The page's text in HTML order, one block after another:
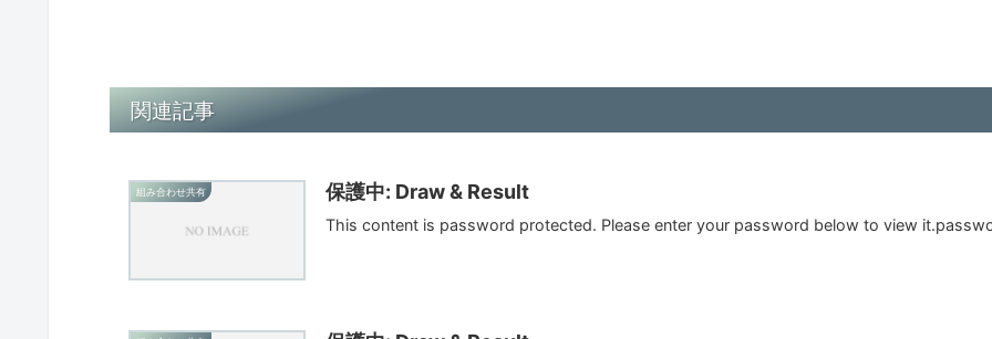
関連記事
組み合わせ共有 保護中: Draw & Result
This content is password protected. Please enter your password below to view